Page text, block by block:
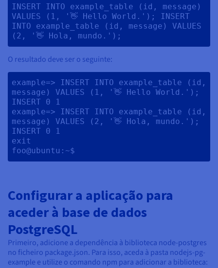
INSERT INTO example_table (id, message)
VALUES (1, '👋 Hello World.'); INSERT
INTO example_table (id, message) VALUES
(2, '👋 Hola, mundo.');
O resultado deve ser o seguinte:
example=> INSERT INTO example_table (id,
message) VALUES (1, '👋 Hello World.');
INSERT 0 1
example=> INSERT INTO example_table (id,
message) VALUES (2, '👋 Hola, mundo.');
INSERT 0 1
exit
Configurar a aplicação para
aceder à base de dados
PostgreSQL
Primeiro, adicione a dependência à biblioteca node-postgres
no ficheiro package.json. Para isso, aceda à pasta nodejs-pg-
example e utilize o comando npm para adicionar a biblioteca: